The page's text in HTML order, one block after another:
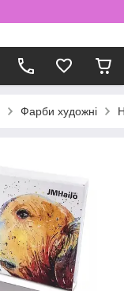
Фарби художні